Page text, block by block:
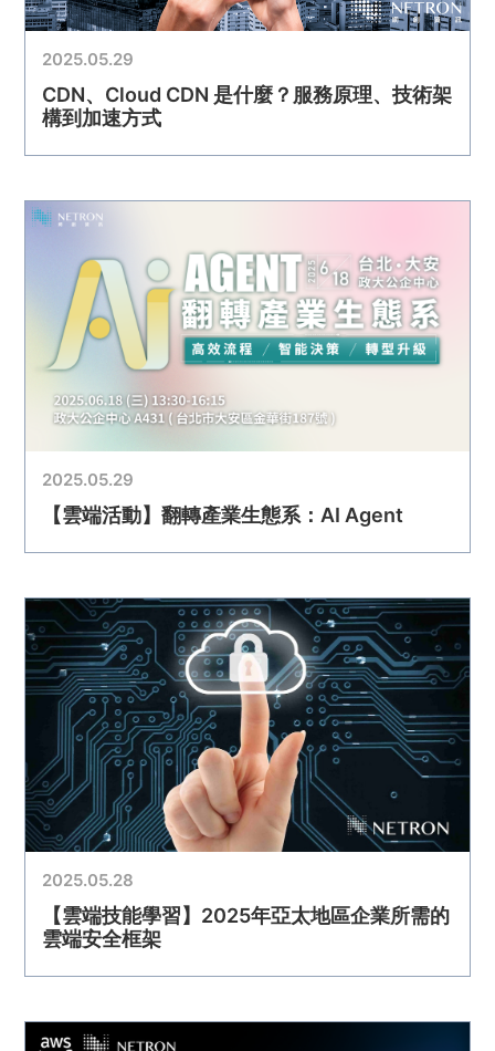
2025.05.29
CDN、Cloud CDN 是什麼？服務原理、技術架
構到加速方式
2025.05.29
【雲端活動】翻轉產業生態系：AI Agent
2025.05.28
【雲端技能學習】2025年亞太地區企業所需的
雲端安全框架